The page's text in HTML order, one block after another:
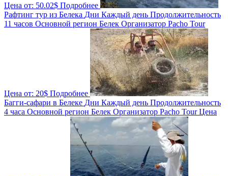
Цена от: 50.02$ Подробнее
Рафтинг тур из Белека Дни Каждый день Продолжительность
11 часов Основной регион Белек Организатор Pacho Tour
Цена от: 20$ Подробнее
Багги-сафари в Белеке Дни Каждый день Продолжительность
4 часа Основной регион Белек Организатор Pacho TourЦена